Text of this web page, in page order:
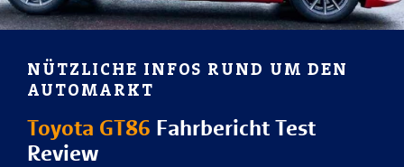
NÜTZLICHE INFOS RUND UM DEN
AUTOMARKT
Toyota GT86 Fahrbericht Test
Review